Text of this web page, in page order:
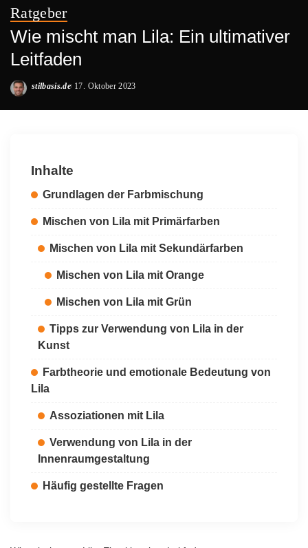
Ratgeber
Wie mischt man Lila: Ein ultimativer
Leitfaden
Posted
stilbasis.de 17. Oktober 2023
Inhalte
Grundlagen der Farbmischung
Mischen von Lila mit Primärfarben
Mischen von Lila mit Sekundärfarben
Mischen von Lila mit Orange
Mischen von Lila mit Grün
Tipps zur Verwendung von Lila in der
Kunst
Farbtheorie und emotionale Bedeutung von
Lila
Assoziationen mit Lila
Verwendung von Lila in der
Innenraumgestaltung
Häufig gestellte Fragen